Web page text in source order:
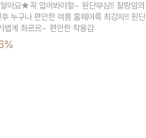
아요★꼭 입어봐야할~ 원단부심!! 찰랑임의
누구나 편안한 여름 홈웨어룩 최강자!! 원단
볍게 촤르르~ 편안한 착용감